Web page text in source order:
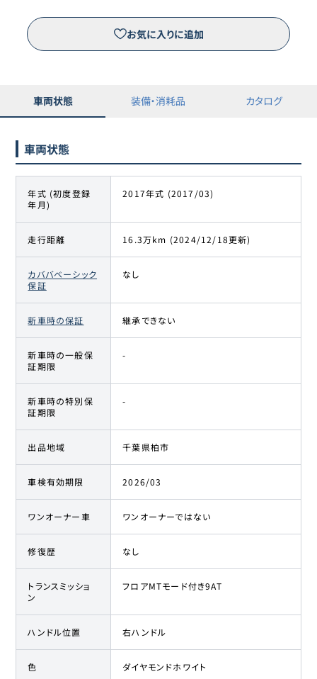
お気に入りに追加
車両状態 装備・消耗品 カタログ
車両状態
年式 (初度登録
年月)
2017年式 (2017/03)
走行距離 16.3万km (2024/12/18更新)
カババベーシック
保証
なし
新車時の保証 継承できない
新車時の一般保
証期限
-
新車時の特別保
証期限
-
出品地域 千葉県柏市
車検有効期限 2026/03
ワンオーナー車 ワンオーナーではない
修復歴 なし
トランスミッショ
ン
フロアMTモード付き9AT
ハンドル位置 右ハンドル
色 ダイヤモンドホワイト